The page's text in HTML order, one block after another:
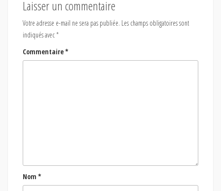
Laisser un commentaire
Votre adresse e-mail ne sera pas publiée. Les champs obligatoires sont
indiqués avec*
Commentaire*
Nom *